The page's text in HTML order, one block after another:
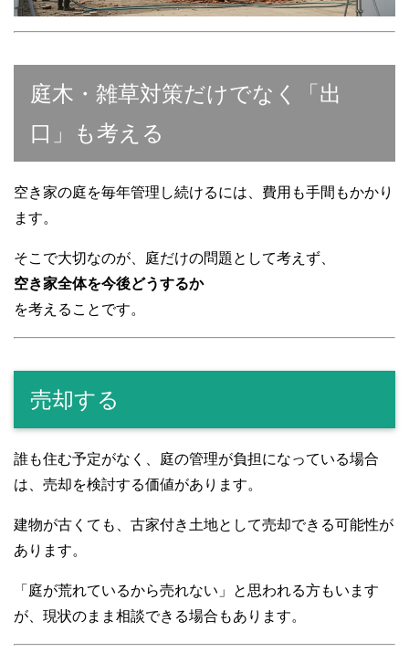
庭木・雑草対策だけでなく「出
口」も考える
空き家の庭を毎年管理し続けるには、費用も手間もかかり
ます。
そこで大切なのが、庭だけの問題として考えず、
空き家全体を今後どうするか
を考えることです。
売却する
誰も住む予定がなく、庭の管理が負担になっている場合
は、売却を検討する価値があります。
建物が古くても、古家付き土地として売却できる可能性が
あります。
「庭が荒れているから売れない」と思われる方もいます
が、現状のまま相談できる場合もあります。